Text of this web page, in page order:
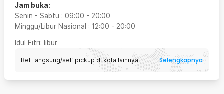
Jam buka:
Senin - Sabtu : 09:00 - 20:00
Minggu/Libur Nasional : 12:00 - 20:00
Idul Fitri: libur
Beli langsung/self pickup di kota lainnya Selengkapnya